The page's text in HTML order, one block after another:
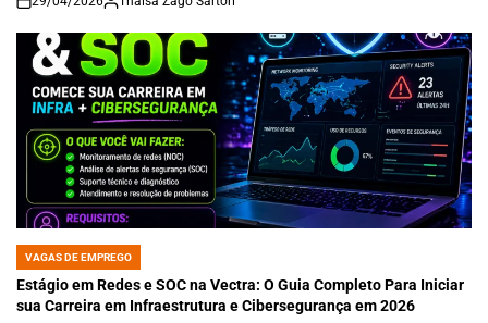
on
POSTED
IN
VAGAS DE EMPREGO
Estágio em Redes e SOC na Vectra: O Guia Completo Para Iniciar
sua Carreira em Infraestrutura e Cibersegurança em 2026